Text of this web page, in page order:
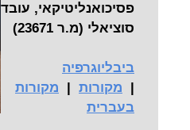
פסיכואנליטיקאי, עובד
סוציאלי (מ.ר 23671)
ביבליוגרפיה
| מקורות | מקורות
בעברית